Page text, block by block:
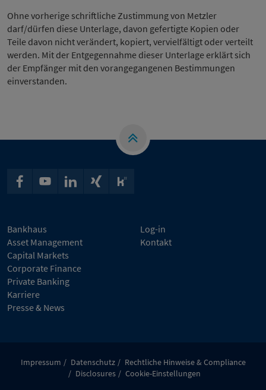
Ohne vorherige schriftliche Zustimmung von Metzler
darf/dürfen diese Unterlage, davon gefertigte Kopien oder
Teile davon nicht verändert, kopiert, vervielfältigt oder verteilt
werden. Mit der Entgegennahme dieser Unterlage erklärt sich
der Empfänger mit den vorangegangenen Bestimmungen
einverstanden.
Bankhaus
Asset Management
Capital Markets
Corporate Finance
Private Banking
Karriere
Presse & News
Log-in
Kontakt
Impressum Datenschutz
Rechtliche Hinweise & Compliance
Disclosures
Cookie-Einstellungen